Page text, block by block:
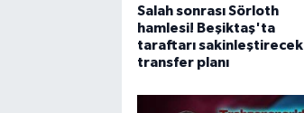
Salah sonrası Sörloth
hamlesi! Beşiktaş'ta
taraftarı sakinleştirecek
transfer planı